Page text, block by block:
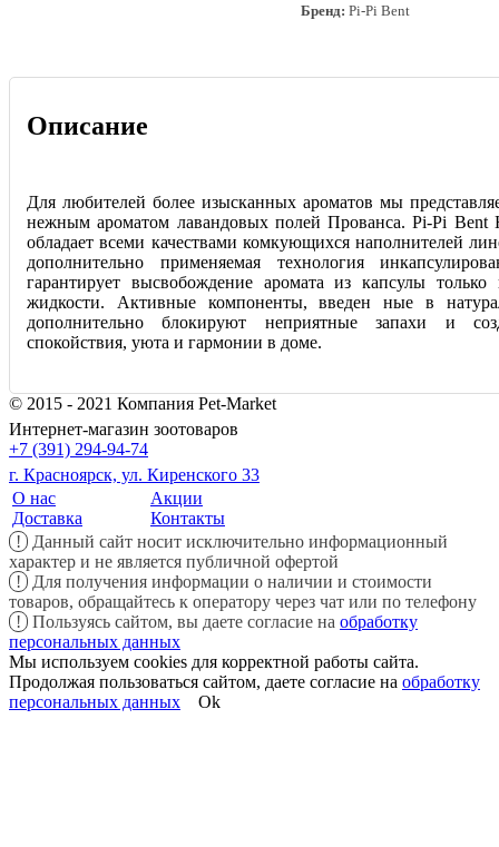
Бренд: Pi-Pi Bent
Описание
Для любителей более изысканных ароматов мы
нежным ароматом лавандовых полей Прованса. Pi-Pi
обладает всеми качествами комкующихся наполнителей
дополнительно применяемая технология
гарантирует высвобождение аромата из капсулы только
жидкости. Активные компоненты, введен ные в
дополнительно блокируют неприятные запахи и
спокойствия, уюта и гармонии в доме.
© 2015 - 2021 Компания Pet-Market
Интернет-магазин зоотоваров
+7 (391) 294-94-74
г. Красноярск, ул. Киренского 33
О нас
Доставка
Акции
Контакты
!
Данный сайт носит исключительно информационный
характер и не является публичной офертой
!
Для получения информации о наличии и стоимости
товаров, обращайтесь к оператору через чат или по телефону
!
Пользуясь сайтом, вы даете согласие на обработку
персональных данных
Мы используем cookies для корректной работы сайта.
Продолжая пользоваться сайтом, даете согласие на обработку
персональных данных
Ok